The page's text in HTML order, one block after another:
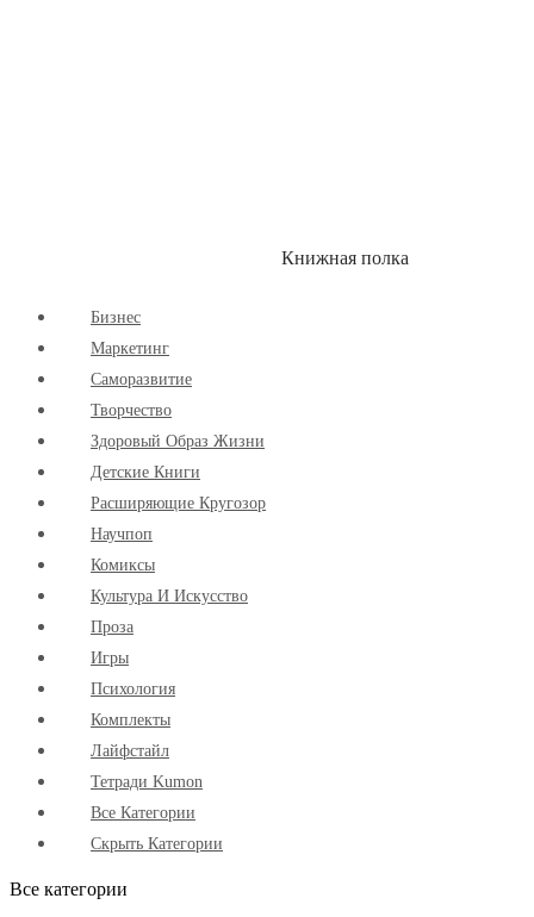
Книжная полка
Бизнес
Маркетинг
Cаморазвитие
Творчество
Здоровый Образ Жизни
Детские Книги
Расширяющие Кругозор
Научпоп
Комиксы
Культура И Искусство
Проза
Игры
Психология
Комплекты
Лайфстайл
Тетради Kumon
Все Категории
Скрыть Категории
Все категории